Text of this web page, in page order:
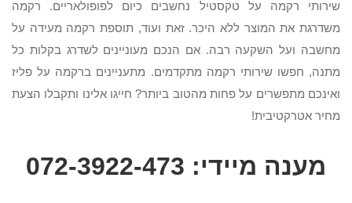
שירותי רקמה על טקסטיל נחשבים כיום לפופולאריים. רקמה
משדרגת את המוצר ללא היכר. זאת ועוד, תוספת רקמה מעידה על
מחשבה ועל השקעה רבה. אם הנכם מעוניינים לשדרג בקלות כל
מתנה, חפשו שירותי רקמה מתקדמים. מתעניינים ברקמה על פליז
ואינכם מתפשרים על פחות מהטוב ביותר? חייגו אלינו ותקבלו הצעת
מחיר אטרקטיבית!
מענה מיידי: 072-3922-473